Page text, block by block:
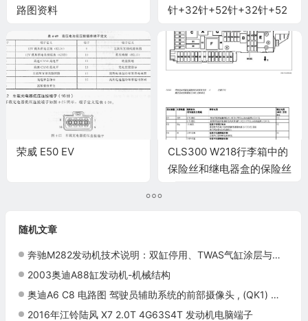
路图资料
针+32针+52针+32针+52
荣威 E50 EV
CLS300 W218行李箱中的
保险丝和继电器盒的保险丝
随机文章
奔驰M282发动机技术说明：双缸停用、TWAS气缸涂层与汽油微粒滤清器
2003奥迪A88缸发动机-机械结构
奥迪A6 C8 电路图 驾驶员辅助系统的前部摄像头 , (QK1) 电路图
2016年江铃陆风 X7 2.0T 4G63S4T 发动机电脑端子